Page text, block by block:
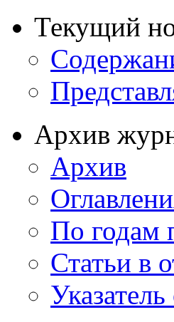
Текущий
Архив
Архив
По годам
Статьи в
Указатель